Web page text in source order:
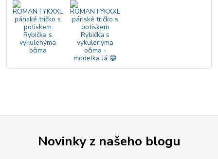
Novinky z našeho blogu